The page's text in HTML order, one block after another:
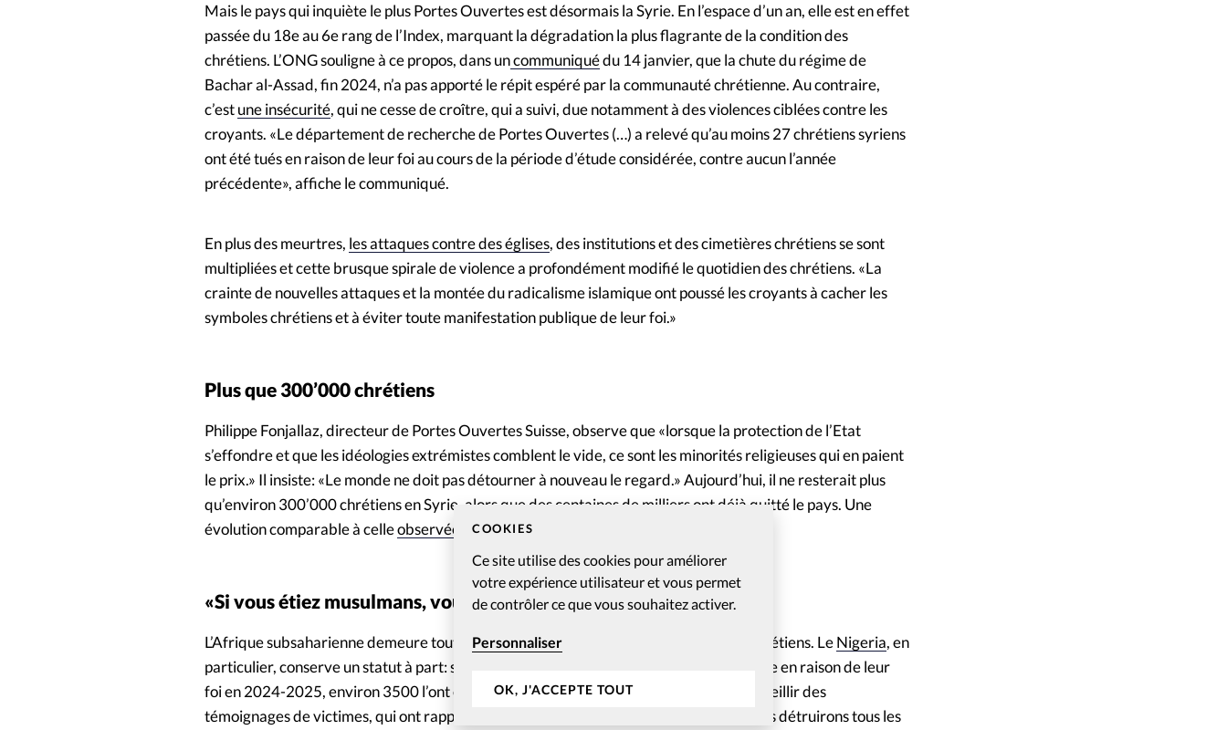
COOKIES
Ce site utilise des cookies pour améliorer
votre expérience utilisateur et vous permet
de contrôler ce que vous souhaitez activer.
Personnaliser
OK, J'ACCEPTE TOUT
Mais le pays qui inquiète le plus Portes Ouvertes est désormais la Syrie. En l’espace d’un an, elle est en effet
passée du 18e au 6e rang de l’Index, marquant la dégradation la plus flagrante de la condition des
chrétiens. L’ONG souligne à ce propos, dans uncommuniquédu 14 janvier, que la chute du régime de
Bachar al-Assad, fin 2024, n’a pas apporté le répit espéré par la communauté chrétienne. Au contraire,
c’estune insécurité, qui ne cesse de croître, qui a suivi, due notamment à des violences ciblées contre les
croyants. «Le département de recherche de Portes Ouvertes (…) a relevé qu’au moins 27 chrétiens syriens
ont été tués en raison de leur foi au cours de la période d’étude considérée, contre aucun l’année
précédente», affiche le communiqué.
En plus des meurtres, les attaques contre des églises, des institutions et des cimetières chrétiens se sont
multipliées et cette brusque spirale de violence a profondément modifié le quotidien des chrétiens. «La
crainte de nouvelles attaques et la montée du radicalisme islamique ont poussé les croyants à cacher les
symboles chrétiens et à éviter toute manifestation publique de leur foi.»
Plus que 300’000 chrétiens
Philippe Fonjallaz, directeur de Portes Ouvertes Suisse, observe que «lorsque la protection de l’Etat
s’effondre et que les idéologies extrémistes comblent le vide, ce sont les minorités religieuses qui en paient
le prix.» Il insiste: «Le monde ne doit pas détourner à nouveau le regard.» Aujourd’hui, il ne resterait plus
qu’environ 300’000 chrétiens en Syrie, alors que des centaines de milliers ont déjà quitté le pays. Une
évolution comparable à celleobservée en Iraket plus largement au Proche-Orient.
«Si vous étiez musulmans, vous ne seriez pas torturés comme ça»
L’Afrique subsaharienne demeure toutefois «l’épicentre mondial» des meurtres de chrétiens. LeNigeria, en
particulier, conserve un statut à part: sur les près de 4850 chrétiens tués dans le monde en raison de leur
foi en 2024-2025, environ 3500 l’ont été dans ce seul pays. Portes Ouvertes a pu recueillir des
témoignages de victimes, qui ont rapporté que leurs bourreaux avaient déclaré: «Nous détruirons tous les